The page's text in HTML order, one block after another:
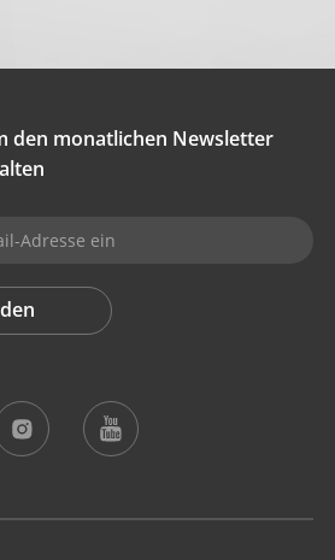
den monatlichen Newsletter